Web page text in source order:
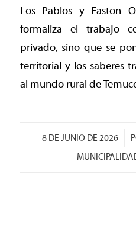
Los Pablos y Easton
formaliza el trabajo
privado, sino que se
territorial y los saberes
al mundo rural de
8 DE JUNIO DE 2026
/